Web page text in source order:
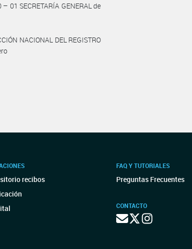
SECRETARÍA GENERAL de
NACIONAL DEL REGISTRO
recibos
FAQ Y TUTORIALES
Preguntas Frecuentes
CONTACTO